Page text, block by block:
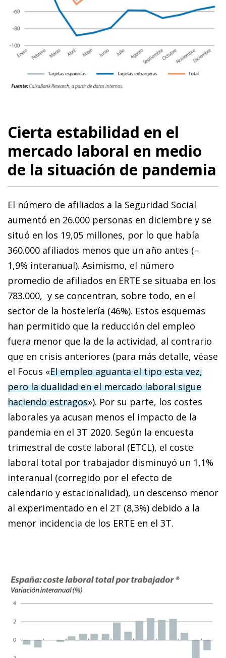
Cierta estabilidad en el
mercado laboral en medio
de la situación de pandemia
El número de afiliados a la Seguridad Social
aumentó en 26.000 personas en diciembre y se
situó en los 19,05 millones, por lo que había
360.000 afiliados menos que un año antes (–
1,9% interanual). Asimismo, el número
promedio de afiliados en ERTE se situaba en los
783.000, y se concentran, sobre todo, en el
sector de la hostelería (46%). Estos esquemas
han permitido que la reducción del empleo
fuera menor que la de la actividad, al contrario
que en crisis anteriores (para más detalle, véase
el Focus «El empleo aguanta el tipo esta vez,
pero la dualidad en el mercado laboral sigue
haciendo estragos»). Por su parte, los costes
laborales ya acusan menos el impacto de la
pandemia en el 3T 2020. Según la encuesta
trimestral de coste laboral (ETCL), el coste
laboral total por trabajador disminuyó un 1,1%
interanual (corregido por el efecto de
calendario y estacionalidad), un descenso menor
al experimentado en el 2T (8,3%) debido a la
menor incidencia de los ERTE en el 3T.